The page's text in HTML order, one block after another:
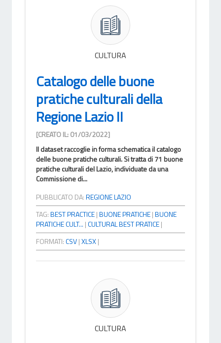
CULTURA
Catalogo delle buone
pratiche culturali della
Regione Lazio II
[CREATO IL: 01/03/2022]
Il dataset raccoglie in forma schematica il catalogo
delle buone pratiche culturali. Si tratta di 71 buone
pratiche culturali del Lazio, individuate da una
Commissione di...
PUBBLICATO DA:REGIONE LAZIO
TAG:BEST PRACTICE|BUONE PRATICHE|BUONE
PRATICHE CULT... |CULTURAL BEST PRATICE|
FORMATI:CSV|XLSX|
CULTURA